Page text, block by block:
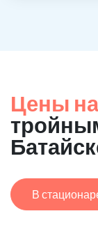
Цены
В